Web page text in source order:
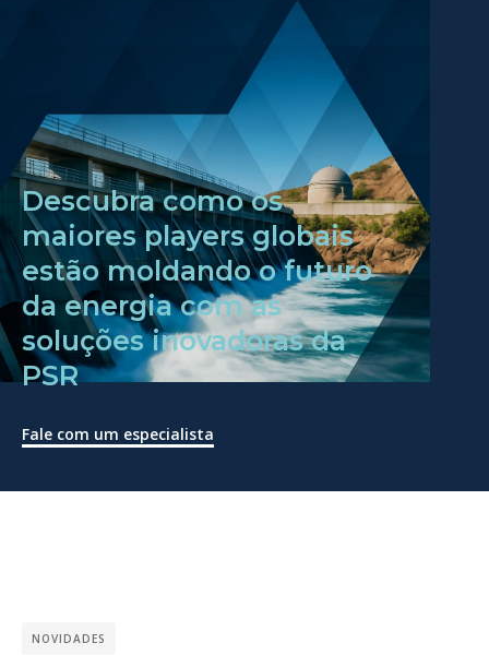
Descubra como os
maiores players globais
estão moldando o futuro
da energia com as
soluções inovadoras da
PSR
Fale com um especialista
NOVIDADES